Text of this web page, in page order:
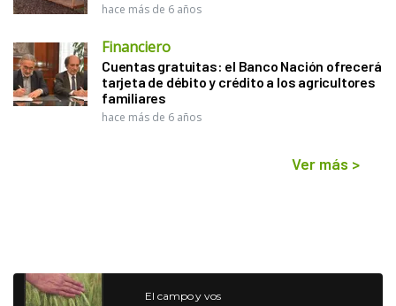
hace más de 6 años
Financiero
Cuentas gratuitas: el Banco Nación ofrecerá
tarjeta de débito y crédito a los agricultores
familiares
hace más de 6 años
Ver más >
El campo y vos